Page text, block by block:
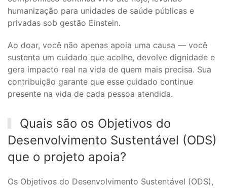
humanização para unidades de saúde públicas e
privadas sob gestão Einstein.
Ao doar, você não apenas apoia uma causa — você
sustenta um cuidado que acolhe, devolve dignidade e
gera impacto real na vida de quem mais precisa. Sua
contribuição garante que esse cuidado continue
presente na vida de cada pessoa atendida.
Quais são os Objetivos do
Desenvolvimento Sustentável (ODS)
que o projeto apoia?
Os Objetivos do Desenvolvimento Sustentável (ODS),